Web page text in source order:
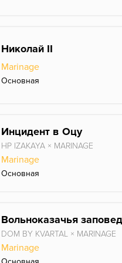
Николай II
Marinage
Основная
Инцидент в Оцу
HP IZAKAYA × MARINAGE
Marinage
Основная
Вольноказачья
DOM BY KVARTAL × MARINAGE
Marinage